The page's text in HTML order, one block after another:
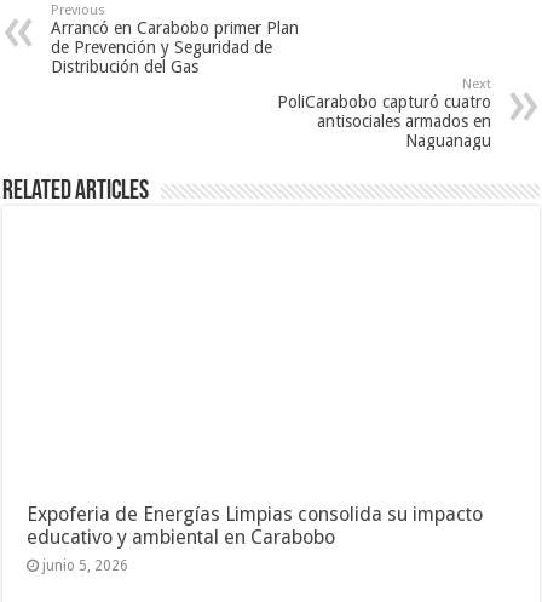
Previous
Arrancó en Carabobo primer Plan
de Prevención y Seguridad de
Distribución del Gas
Next
PoliCarabobo capturó cuatro
antisociales armados en
Naguanagu
Related Articles
Expoferia de Energías Limpias consolida su impacto
educativo y ambiental en Carabobo
junio 5, 2026